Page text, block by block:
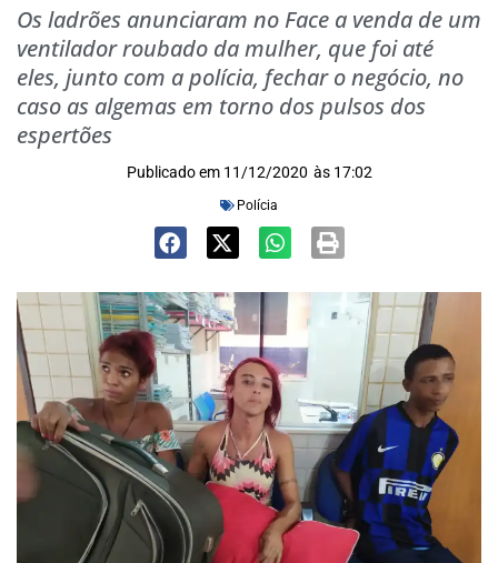
Os ladrões anunciaram no Face a venda de um
ventilador roubado da mulher, que foi até
eles, junto com a polícia, fechar o negócio, no
caso as algemas em torno dos pulsos dos
espertões
Publicado em 11/12/2020 às 17:02
Polícia